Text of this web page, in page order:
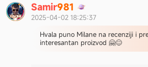
Samir981
2025-04-02 18:25:37
Hvala puno Milane na recenziji i
interesantan proizvod 🤗😊